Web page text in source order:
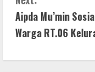
k
t
i
n
Aipda Mu’min
Warga RT.06